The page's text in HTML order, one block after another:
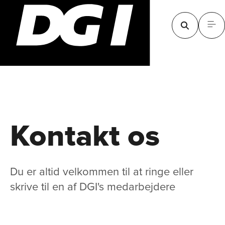
Kontakt os
Du er altid velkommen til at ringe eller
skrive til en af DGI's medarbejdere